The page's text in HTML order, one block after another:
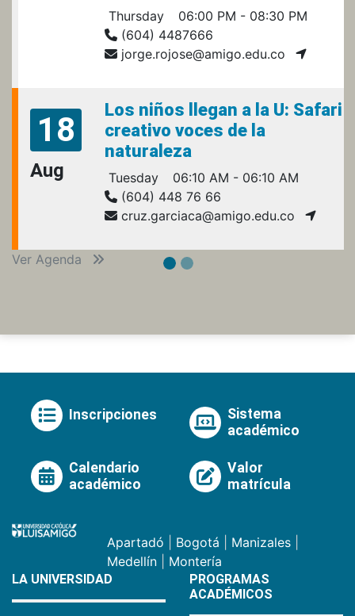
Thursday
06:00 PM - 08:30 PM
(604) 4487666
jorge.rojose@amigo.edu.co
18
Aug
Los niños llegan a la U: Safari
creativo voces de la
naturaleza
Tuesday
06:10 AM - 06:10 AM
(604) 448 76 66
cruz.garciaca@amigo.edu.co
Ver Agenda
Inscripciones
Sistema
académico
Calendario
académico
Valor
matrícula
Apartadó Bogotá Manizales
Medellín
Montería
LA UNIVERSIDAD
PROGRAMAS
ACADÉMICOS